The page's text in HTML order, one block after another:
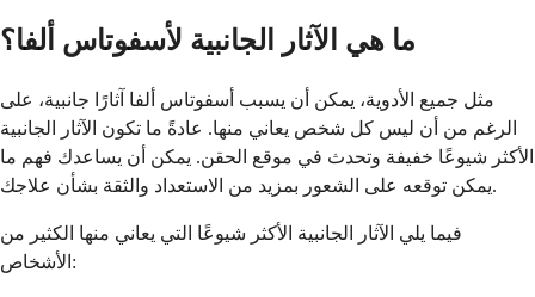
ما هي الآثار الجانبية لأسفوتاس ألفا؟
مثل جميع الأدوية، يمكن أن يسبب أسفوتاس ألفا آثارًا جانبية، على
الرغم من أن ليس كل شخص يعاني منها. عادةً ما تكون الآثار الجانبية
الأكثر شيوعًا خفيفة وتحدث في موقع الحقن. يمكن أن يساعدك فهم ما
يمكن توقعه على الشعور بمزيد من الاستعداد والثقة بشأن علاجك.
فيما يلي الآثار الجانبية الأكثر شيوعًا التي يعاني منها الكثير من
الأشخاص: